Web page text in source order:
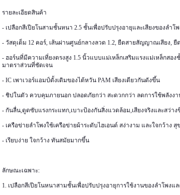
รายละเอียดสินค้า
- เปลือกสีเปียโนสามชั้นหนา 2.5 ชั้นเพื่อปรับปรุงอายุและเสียงของลำโพ
- วัสดุเต็ม 12 คอร์, เส้นผ่านศูนย์กลางลวด 1.2, ยืดสายสัญญาณเสียง,
- ฮอร์นที่มีความเที่ยงตรงสูง 1.5 นิ้วแบบแม่เหล็กเสริมแรงแม่เหล็กส
มาตราส่วนที่ชัดเจน
- IC เพาเวอร์แอมป์ดั้งเดิมของไต้หวัน PAM เสียงเดียวกันดังขึ้น
- ชิปในตัว ควบคุมภายนอก ปลอดภัยกว่า สะดวกกว่า ลดการใช้พลังง
- กันลื่น,ดูดซับแรงกระแทก,เบาะป้องกันสิ่งแวดล้อม,เสียงจริงและสว่
- เครือข่ายลำโพงใช้เครือข่ายผ้าระดับไฮเอนด์ สง่างาม และใจกว้าง
- เรียบง่าย ใจกว้าง ทันสมัยมากขึ้น
ลักษณะเฉพาะ:
1. เปลือกสีเปียโนหนาสามชั้นเพื่อปรับปรุงอายุการใช้งานของลำโพงแ